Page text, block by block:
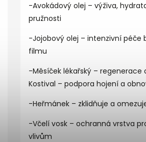
-Avokádový olej – výživa,
pružnosti
-Jojobový olej – intenzivní péče
filmu
-Měsíček lékařský – regenerace
Kostival – podpora hojení a
-Heřmánek – zklidňuje a
-Včelí vosk – ochranná vrstva
vlivům